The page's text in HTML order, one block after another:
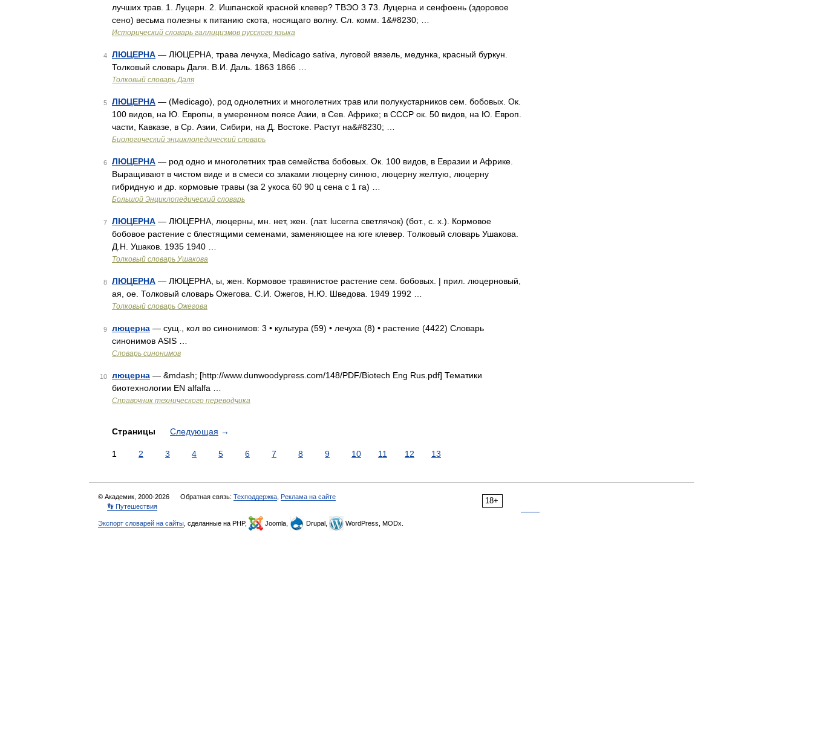
лучших трав. 1. Луцерн. 2. Ишпанской красной клевер? ТВЭО 3 73. Луцерна и сенфоень (здоровое
сено) весьма полезны к питанию скота, носящаго волну. Сл. комм. 1&#8230; …
Исторический словарь галлицизмов русского языка
4 ЛЮЦЕРНА — ЛЮЦЕРНА, трава лечуха, Medicago sativa, луговой вязель, медунка, красный буркун.
Толковый словарь Даля. В.И. Даль. 1863 1866 …
Толковый словарь Даля
5 ЛЮЦЕРНА — (Medicago), род однолетних и многолетних трав или полукустарников сем. бобовых. Ок.
100 видов, на Ю. Европы, в умеренном поясе Азии, в Сев. Африке; в СССР ок. 50 видов, на Ю. Европ.
части, Кавказе, в Ср. Азии, Сибири, на Д. Востоке. Растут на&#8230; …
Биологический энциклопедический словарь
6 ЛЮЦЕРНА — род одно и многолетних трав семейства бобовых. Ок. 100 видов, в Евразии и Африке.
Выращивают в чистом виде и в смеси со злаками люцерну синюю, люцерну желтую, люцерну
гибридную и др. кормовые травы (за 2 укоса 60 90 ц сена с 1 га) …
Большой Энциклопедический словарь
7 ЛЮЦЕРНА — ЛЮЦЕРНА, люцерны, мн. нет, жен. (лат. lucerna светлячок) (бот., с. х.). Кормовое
бобовое растение с блестящими семенами, заменяющее на юге клевер. Толковый словарь Ушакова.
Д.Н. Ушаков. 1935 1940 …
Толковый словарь Ушакова
8 ЛЮЦЕРНА — ЛЮЦЕРНА, ы, жен. Кормовое травянистое растение сем. бобовых. | прил. люцерновый,
ая, ое. Толковый словарь Ожегова. С.И. Ожегов, Н.Ю. Шведова. 1949 1992 …
Толковый словарь Ожегова
9 люцерна — сущ., кол во синонимов: 3 • культура (59) • лечуха (8) • растение (4422) Словарь
синонимов ASIS …
Словарь синонимов
10 люцерна — &mdash; [http://www.dunwoodypress.com/148/PDF/Biotech Eng Rus.pdf] Тематики
биотехнологии EN alfalfa …
Справочник технического переводчика
Страницы Следующая →
1 2 3 4 5 6 7 8 9 10 11 12 13
18+
© Академик, 2000-2026 Обратная связь: Техподдержка Реклама на сайте
👣 Путешествия
Экспорт словарей на сайты , сделанные на PHP, Joomla, Drupal, WordPress, MODx.